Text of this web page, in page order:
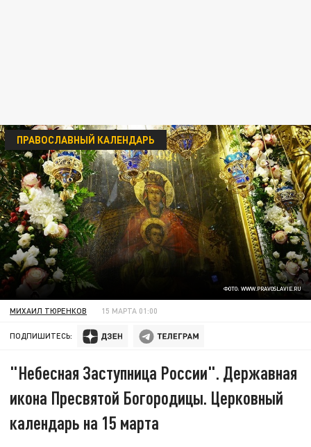
ФОТО: WWW.PRAVOSLAVIE.RU
ПРАВОСЛАВНЫЙ КАЛЕНДАРЬ
МИХАИЛ ТЮРЕНКОВ 15 МАРТА 01:00
ПОДПИШИТЕСЬ:
"Небесная Заступница России". Державная
икона Пресвятой Богородицы. Церковный
календарь на 15 марта